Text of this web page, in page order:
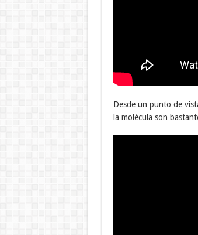
Desde un punto de
la molécula son